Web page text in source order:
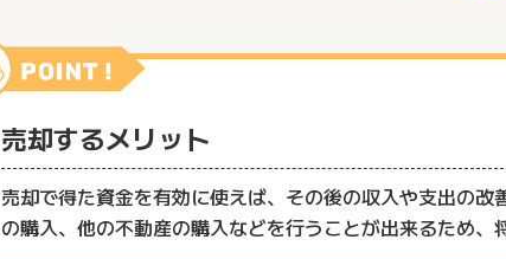
売却するメリット
売却で得た資金を有効に使えば、その後の収入や支出の
の購入、他の不動産の購入などを行うことが出来るため、